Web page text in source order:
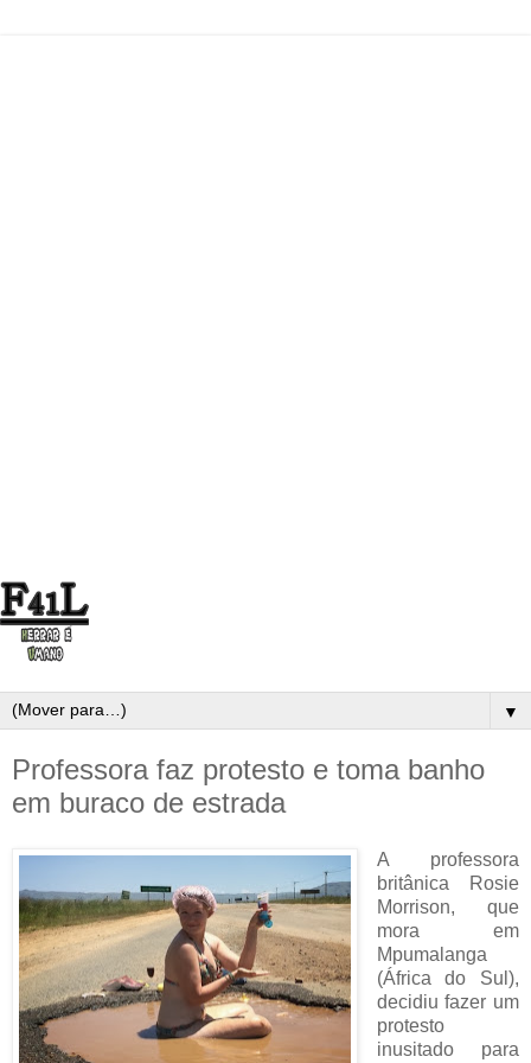
▼
Professora faz protesto e toma banho
em buraco de estrada
A professora
britânica Rosie
Morrison, que
mora em
Mpumalanga
(África do Sul),
decidiu fazer um
protesto
inusitado para